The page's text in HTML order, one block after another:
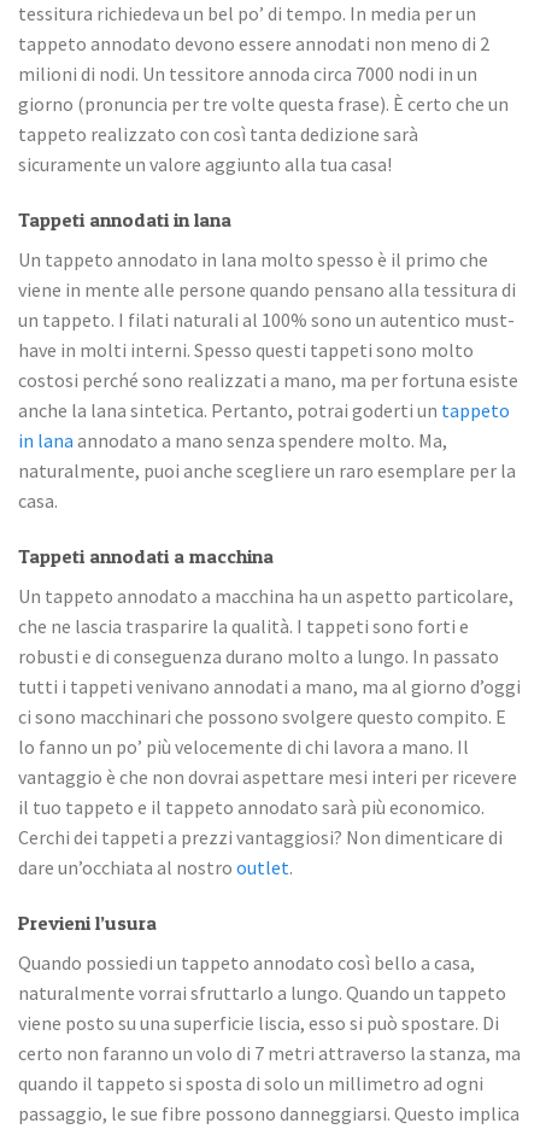
tessitura richiedeva un bel po’ di tempo. In media per un
tappeto annodato devono essere annodati non meno di 2
milioni di nodi. Un tessitore annoda circa 7000 nodi in un
giorno (pronuncia per tre volte questa frase). È certo che un
tappeto realizzato con così tanta dedizione sarà
sicuramente un valore aggiunto alla tua casa!
Tappeti annodati in lana
Un tappeto annodato in lana molto spesso è il primo che
viene in mente alle persone quando pensano alla tessitura di
un tappeto. I filati naturali al 100% sono un autentico must-
have in molti interni. Spesso questi tappeti sono molto
costosi perché sono realizzati a mano, ma per fortuna esiste
anche la lana sintetica. Pertanto, potrai goderti un tappeto
in lana annodato a mano senza spendere molto. Ma,
naturalmente, puoi anche scegliere un raro esemplare per la
casa.
Tappeti annodati a macchina
Un tappeto annodato a macchina ha un aspetto particolare,
che ne lascia trasparire la qualità. I tappeti sono forti e
robusti e di conseguenza durano molto a lungo. In passato
tutti i tappeti venivano annodati a mano, ma al giorno d’oggi
ci sono macchinari che possono svolgere questo compito. E
lo fanno un po’ più velocemente di chi lavora a mano. Il
vantaggio è che non dovrai aspettare mesi interi per ricevere
il tuo tappeto e il tappeto annodato sarà più economico.
Cerchi dei tappeti a prezzi vantaggiosi? Non dimenticare di
dare un’occhiata al nostro outlet.
Previeni l’usura
Quando possiedi un tappeto annodato così bello a casa,
naturalmente vorrai sfruttarlo a lungo. Quando un tappeto
viene posto su una superficie liscia, esso si può spostare. Di
certo non faranno un volo di 7 metri attraverso la stanza, ma
quando il tappeto si sposta di solo un millimetro ad ogni
passaggio, le sue fibre possono danneggiarsi. Questo implica